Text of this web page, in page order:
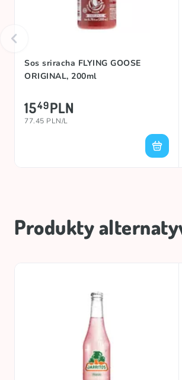
Sos sriracha FLYING GOOSE
ORIGINAL, 200ml
1549PLN
77.45 PLN/L
Produkty